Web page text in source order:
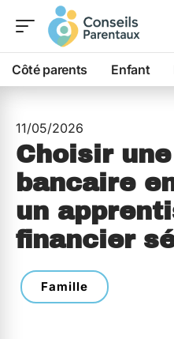
Côté parents Enfant
11/05/2026
Choisir
bancaire
un
financier
Famille